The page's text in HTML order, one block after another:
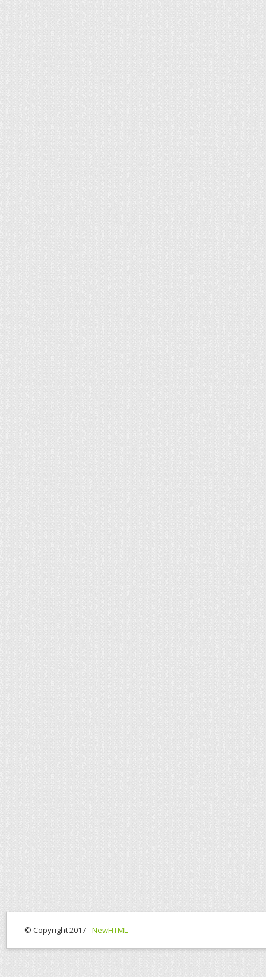
© Copyright 2017 -NewHTML